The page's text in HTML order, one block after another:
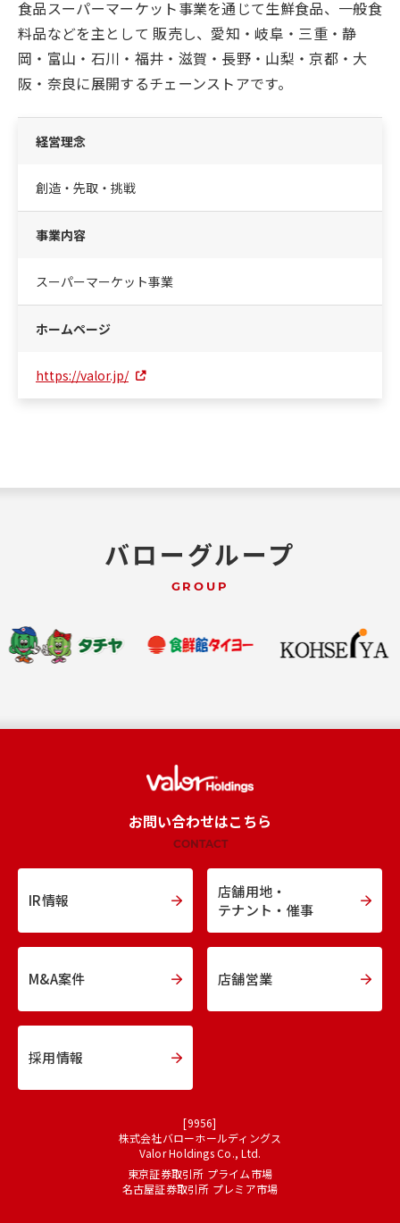
食品スーパーマーケット事業を通じて生鮮食品、一般食
料品などを主として 販売し、愛知・岐阜・三重・静
岡・富山・石川・福井・滋賀・長野・山梨・京都・大
阪・奈良に展開するチェーンストアです。
経営理念
創造・先取・挑戦
事業内容
スーパーマーケット事業
ホームページ
https://valor.jp/
バローグループ
GROUP
お問い合わせはこちら
CONTACT
IR情報
店舗用地・
テナント・催事
M&A案件 店舗営業
採用情報
[9956]
株式会社バローホールディングス
Valor Holdings Co., Ltd.
東京証券取引所 プライム市場
名古屋証券取引所 プレミア市場